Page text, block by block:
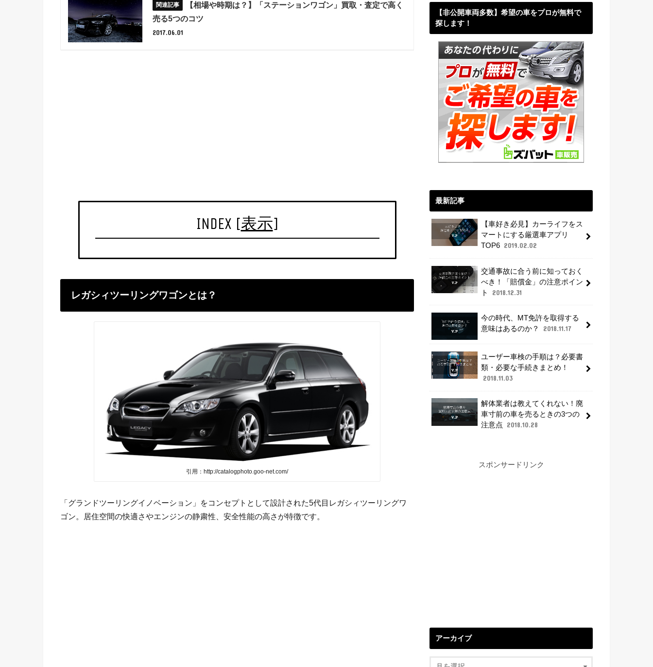
【相場や時期は？】「ステーションワゴン」買取・査定で高く
売る5つのコツ
2017.06.01
INDEX [表示]
レガシィツーリングワゴンとは？
引用：http://catalogphoto.goo-net.com/
「グランドツーリングイノベーション」をコンセプトとして設計された5代目レガシィツーリングワ
ゴン。居住空間の快適さやエンジンの静粛性、安全性能の高さが特徴です。
【非公開車両多数】希望の車をプロが無料で
探します！
最新記事
【車好き必見】カーライフをス
マートにする厳選車アプリ
TOP6 2019.02.02
交通事故に合う前に知っておく
べき！「賠償金」の注意ポイン
ト
2018.12.31
今の時代、MT免許を取得する
意味はあるのか？
2018.11.17
ユーザー車検の手順は？必要書
類・必要な手続きまとめ！
2018.11.03
解体業者は教えてくれない！廃
車寸前の車を売るときの3つの
注意点
2018.10.28
スポンサードリンク
アーカイブ